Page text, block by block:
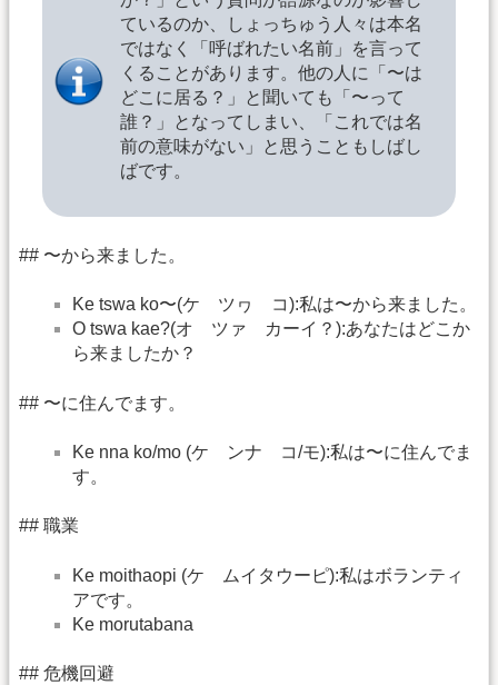
ているのか、しょっちゅう人々は本名
ではなく「呼ばれたい名前」を言って
くることがあります。他の人に「〜は
どこに居る？」と聞いても「〜って
誰？」となってしまい、「これでは名
前の意味がない」と思うこともしばし
ばです。
## 〜から来ました。
Ke tswa ko〜(ケ ツヮ コ):私は〜から来ました。
O tswa kae?(オ ツァ カーイ？):あなたはどこか
ら来ましたか？
## 〜に住んでます。
Ke nna ko/mo (ケ ンナ コ/モ):私は〜に住んでま
す。
## 職業
Ke moithaopi (ケ ムイタウーピ):私はボランティ
アです。
Ke morutabana
## 危機回避